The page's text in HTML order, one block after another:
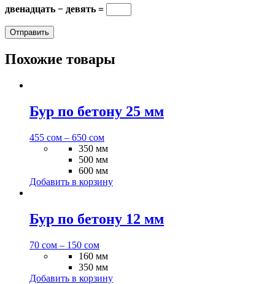
двенадцать − девять =
Похожие товары
Бур по бетону 25 мм
455 сом – 650 сом
350 мм
500 мм
600 мм
Добавить в корзину
Бур по бетону 12 мм
70 сом – 150 сом
160 мм
350 мм
Добавить в корзину